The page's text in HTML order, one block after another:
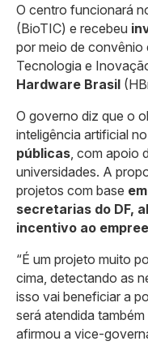
O centro funcionará
(BioTIC) e recebeu
por meio de convênio
Tecnologia e
Hardware Brasil
O governo diz que o
inteligência artificial no
públicas , com apoio
universidades. A
projetos com base
secretarias do DF,
incentivo ao
“É um projeto muito
cima, detectando as
isso vai beneficiar a
será atendida
afirmou a vice-